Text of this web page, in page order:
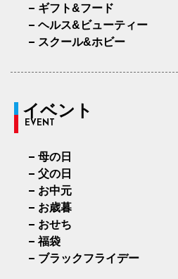
ギフト&フード
ヘルス&ビューティー
スクール&ホビー
イベント
EVENT
母の日
父の日
お中元
お歳暮
おせち
福袋
ブラックフライデー